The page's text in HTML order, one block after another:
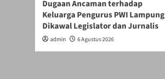
Dugaan Ancaman terhadap
Keluarga Pengurus PWI Lampung
Dikawal Legislator dan Jurnalis
admin 6 Agustus 2026